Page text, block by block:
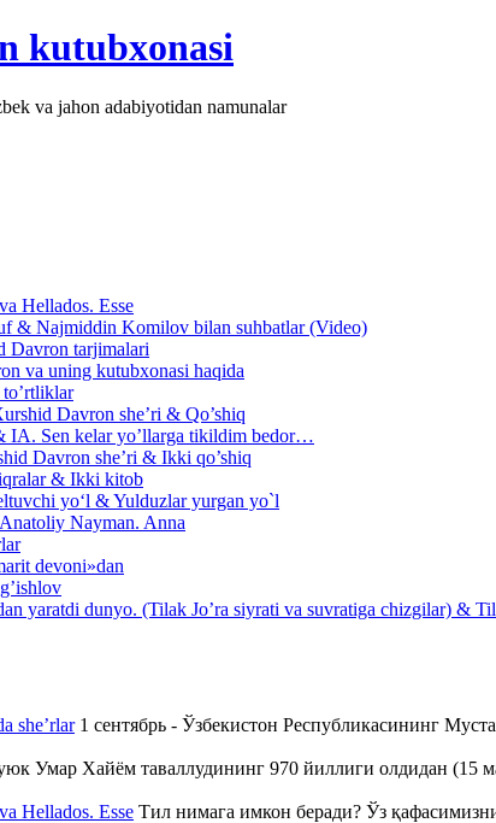
va jahon adabiyotidan namunalar
Hellados. Esse
& Najmiddin Komilov bilan suhbatlar (Video)
Davron tarjimalari
va uning kutubxonasi haqida
Davron she’ri & Qo’shiq
IA. Sen kelar yo’llarga tikildim bedor…
Davron she’ri & Ikki qo’shiq
& Ikki kitob
yo‘l & Yulduzlar yurgan yo`l
Nayman. Anna
devoni»dan
yaratdi dunyo. (Tilak Jo’ra siyrati va suvratiga chizgilar) &
she’rlar1 сентябрь - Ўзбекистон Республикасининг
Умар Хайём таваллудининг 970 йиллиги олдидан (15
Hellados. Esse Тил нимага имкон беради? Ўз